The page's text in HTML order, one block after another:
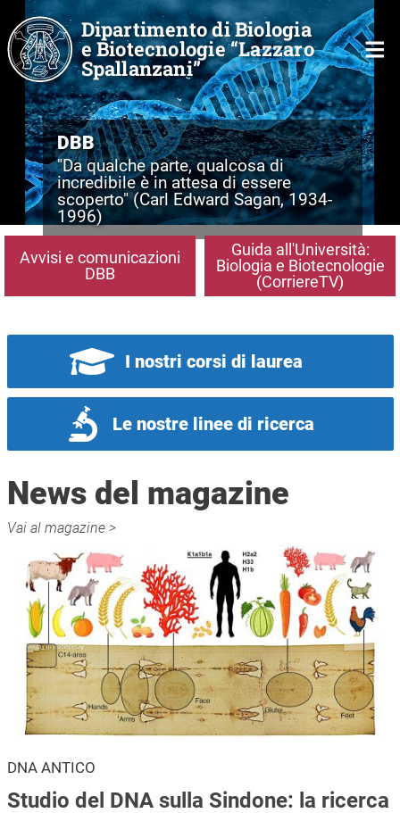
Salta al contenuto principale
Dipartimento di Biologia
e Biotecnologie “Lazzaro
Spallanzani”
DBB
"Da qualche parte, qualcosa di
incredibile è in attesa di essere
scoperto" (Carl Edward Sagan, 1934-
1996)
Avvisi e comunicazioni
DBB
Guida all'Università:
Biologia e Biotecnologie
(CorriereTV)
I nostri corsi di laurea
Le nostre linee di ricerca
Vai al magazine >
News del magazine
DNA ANTICO
Studio del DNA sulla Sindone: la ricerca